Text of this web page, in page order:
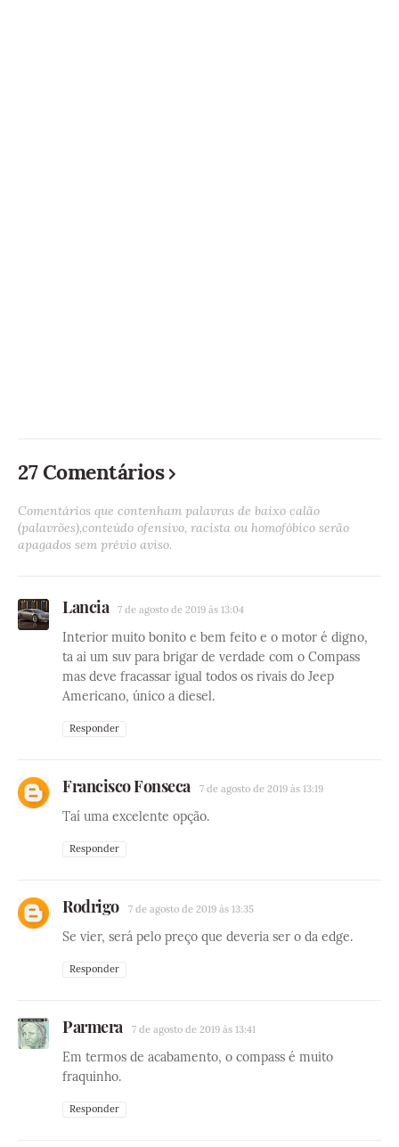
27 Comentários
Comentários que contenham palavras de baixo calão
(palavrões),conteúdo ofensivo, racista ou homofóbico serão
apagados sem prévio aviso.
Lancia 7 de agosto de 2019 às 13:04
Interior muito bonito e bem feito e o motor é digno,
ta ai um suv para brigar de verdade com o Compass
mas deve fracassar igual todos os rivais do Jeep
Americano, único a diesel.
Responder
Francisco Fonseca 7 de agosto de 2019 às 13:19
Taí uma excelente opção.
Responder
Rodrigo 7 de agosto de 2019 às 13:35
Se vier, será pelo preço que deveria ser o da edge.
Responder
Parmera 7 de agosto de 2019 às 13:41
Em termos de acabamento, o compass é muito
fraquinho.
Responder